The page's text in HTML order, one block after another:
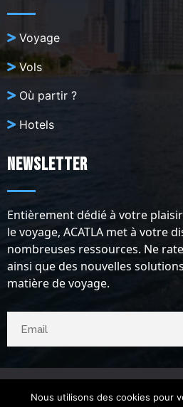
Voyage
Vols
Où partir ?
Hotels
Newsletter
Entièrement dédié à votre
le voyage, ACATLA met à votre
nombreuses ressources. Ne
ainsi que des nouvelles
matière de voyage.
Nous utilisons des cookies pour